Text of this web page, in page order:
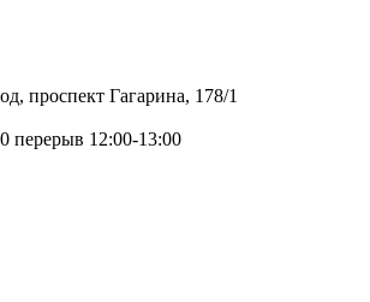
проспект Гагарина, 178/1
перерыв 12:00-13:00